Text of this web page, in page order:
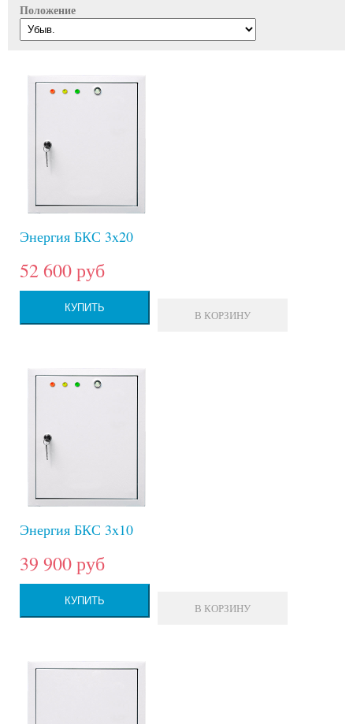
Положение
Энергия БКС 3x20
52 600 руб
КУПИТЬ
В КОРЗИНУ
Энергия БКС 3x10
39 900 руб
КУПИТЬ
В КОРЗИНУ